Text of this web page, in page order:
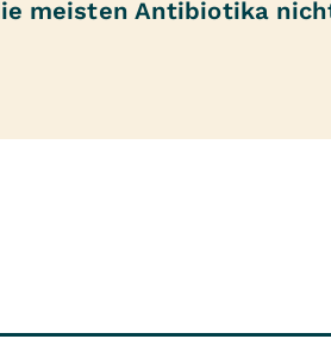
meisten Antibiotika